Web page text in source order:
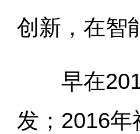
创新，在智
早在2015
发；2016